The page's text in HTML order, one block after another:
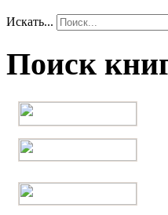
Искать...
Поиск